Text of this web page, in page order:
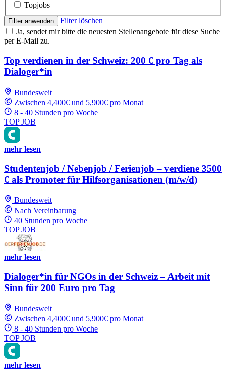
Topjobs
Filter anwenden
Filter löschen
Ja, sendet mir bitte die neuesten Stellenangebote für diese Suche
per E-Mail zu.
Top verdienen in der Schweiz: 200 € pro Tag als
Dialoger*in
Bundesweit
Zwischen 4,400€ und 5,900€ pro Monat
8 - 40 Stunden pro Woche
TOP JOB
mehr lesen
Studentenjob / Nebenjob / Ferienjob – verdiene 3500
€ als Promoter für Hilfsorganisationen (m/w/d)
Bundesweit
Nach Vereinbarung
40 Stunden pro Woche
TOP JOB
mehr lesen
Dialoger*in für NGOs in der Schweiz – Arbeit mit
Sinn für 200 Euro pro Tag
Bundesweit
Zwischen 4,400€ und 5,900€ pro Monat
8 - 40 Stunden pro Woche
TOP JOB
mehr lesen